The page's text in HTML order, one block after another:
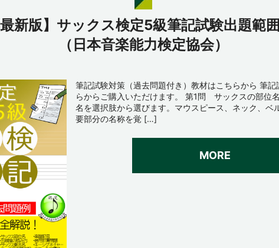
新版】サックス検定5級筆記試験出題範
（日本音楽能力検定協会）
筆記試験対策（過去問題付き）教材はこちらから 筆記
らからご購入いただけます。 第1問 サックスの部位
名を選択肢から選びます。マウスピース、ネック、ベ
要部分の名称を覚 […]
MORE